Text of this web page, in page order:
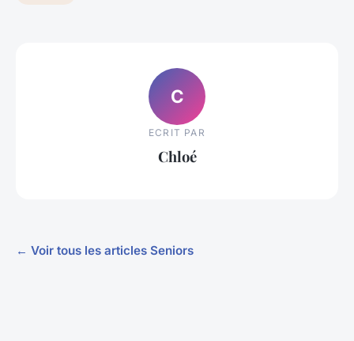
C
ECRIT PAR
Chloé
← Voir tous les articles Seniors